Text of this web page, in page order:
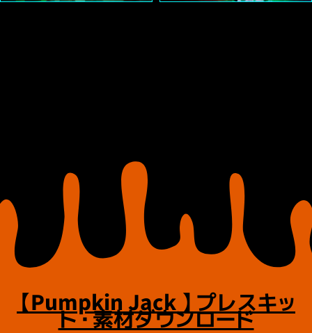
【Pumpkin Jack 】 プレスキッ
ト・素材ダウンロード